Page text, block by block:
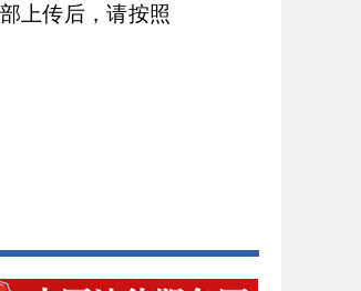
上传后，请按照